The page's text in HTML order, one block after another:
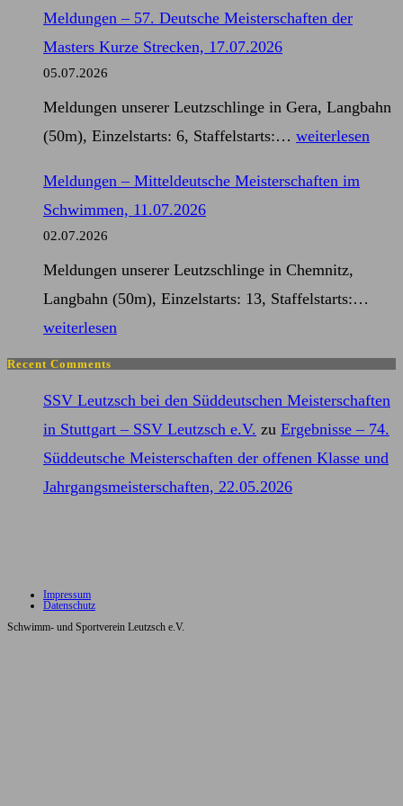
Kurze
Strecken,
28.
Schwimmfest
Windberg,
04.07.2026
Meldungen – 57. Deutsche Meisterschaften der
Masters Kurze Strecken, 17.07.2026
05.07.2026
Meldungen unserer Leutzschlinge in Gera, Langbahn
(50m), Einzelstarts: 6, Staffelstarts:… Meldungen
57.
der
Masters
Strecken,
17.07.2026
weiterlesen
Meldungen – Mitteldeutsche Meisterschaften im
Schwimmen, 11.07.2026
02.07.2026
Meldungen unserer Leutzschlinge in Chemnitz,
Langbahn (50m), Einzelstarts: 13, Staffelstarts:…
im
weiterlesen
Recent Comments
SSV Leutzsch bei den Süddeutschen Meisterschaften
in Stuttgart – SSV Leutzsch e.V. zu Ergebnisse – 74.
Süddeutsche Meisterschaften der offenen Klasse und
Jahrgangsmeisterschaften, 22.05.2026
Impressum
Datenschutz
Schwimm- und Sportverein Leutzsch e.V.